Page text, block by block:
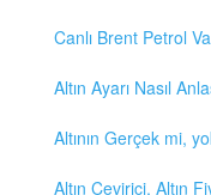
Canlı Brent Petrol
Altın Ayarı Nasıl
Altının Gerçek mi,
Altın Çevirici, Altın